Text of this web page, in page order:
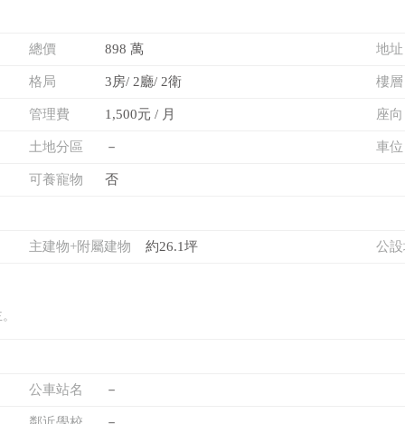
總價 898 萬 地址
格局 3房/ 2廳/ 2衛 樓層
管理費 1,500元 / 月 座向
土地分區 － 車位
可養寵物 否
主建物+附屬建物 約26.1坪 公
公車站名 －